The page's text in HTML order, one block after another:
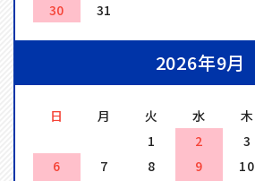
30
31
2026年9月
日 月 火 水 木
1
2 3
6
7 8 9 10